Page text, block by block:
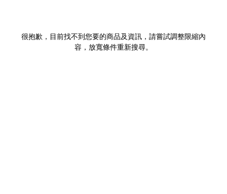
很抱歉，目前找不到您要的商品及資訊，請嘗試調整限縮內
容，放寬條件重新搜尋。